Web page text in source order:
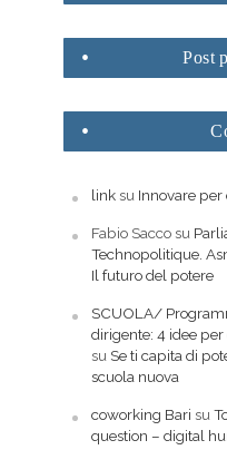
Post
linksu Innovare per
Fabio Saccosu
Technopolitique.
Il futuro del potere
SCUOLA/
dirigente: 4 idee
su Se ti capita di
scuola nuova
coworking Bari su
question – digital